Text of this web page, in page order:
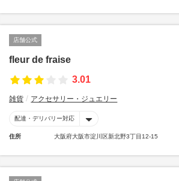
店舗公式
fleur de fraise
3.01
雑貨 アクセサリー・ジュエリー
配達・デリバリー対応
住所 大阪府大阪市淀川区新北野3丁目12-15